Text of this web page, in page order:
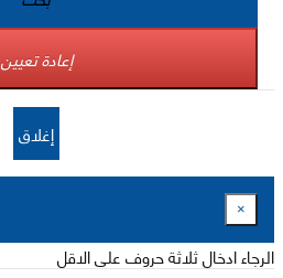
إعادة تعيين
إغلاق
×
الرجاء ادخال ثلاثة حروف على الاقل